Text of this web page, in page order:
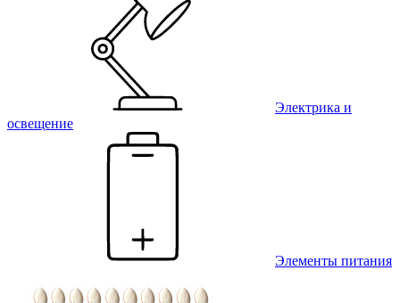
Электрика и
освещение
Элементы питания